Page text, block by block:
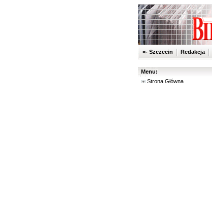
<- Szczecin Redakcja
Menu:
Strona Główna